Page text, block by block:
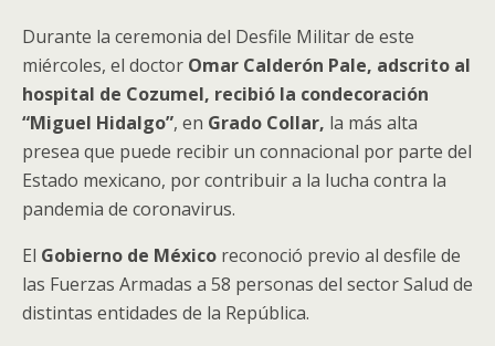
Durante la ceremonia del Desfile Militar de este
miércoles, el doctor Omar Calderón Pale, adscrito al
hospital de Cozumel, recibió la condecoración
“Miguel Hidalgo”, en Grado Collar, la más alta
presea que puede recibir un connacional por parte del
Estado mexicano, por contribuir a la lucha contra la
pandemia de coronavirus.
El Gobierno de México reconoció previo al desfile de
las Fuerzas Armadas a 58 personas del sector Salud de
distintas entidades de la República.